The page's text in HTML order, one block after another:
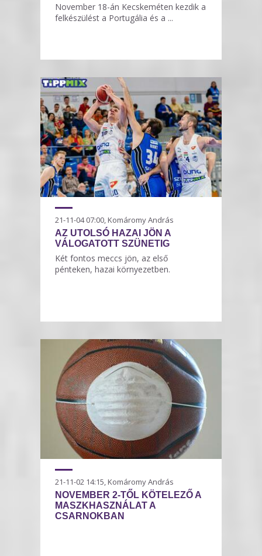
November 18-án Kecskeméten kezdik a
felkészülést a Portugália és a ...
21-11-04 07:00, Komáromy András
AZ UTOLSÓ HAZAI JÖN A
VÁLOGATOTT SZÜNETIG
Két fontos meccs jön, az első
pénteken, hazai környezetben.
21-11-02 14:15, Komáromy András
NOVEMBER 2-TŐL KÖTELEZŐ A
MASZKHASZNÁLAT A
CSARNOKBAN